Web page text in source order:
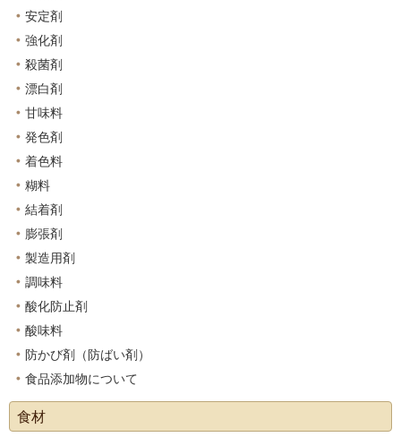
安定剤
強化剤
殺菌剤
漂白剤
甘味料
発色剤
着色料
糊料
結着剤
膨張剤
製造用剤
調味料
酸化防止剤
酸味料
防かび剤（防ばい剤）
食品添加物について
食材